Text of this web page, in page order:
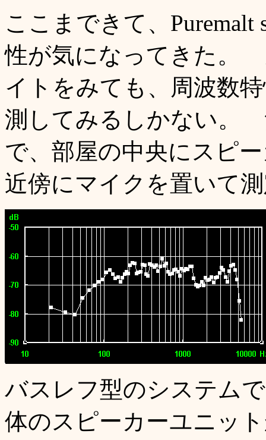
ここまできて、Puremalt
性が気になってきた。
イトをみても、周波数
測してみるしかない。
で、部屋の中央にスピ
近傍にマイクを置いて
バスレフ型のシステム
体のスピーカーユニッ